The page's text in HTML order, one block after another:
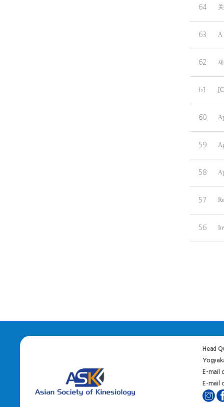
64
63 A
62
61
60
59
58
57
56
Head
E-mail
E-mail